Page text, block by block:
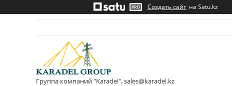
Создать сайт на Satu.kz
Группа компаний "Karadel", sales@karadel.kz